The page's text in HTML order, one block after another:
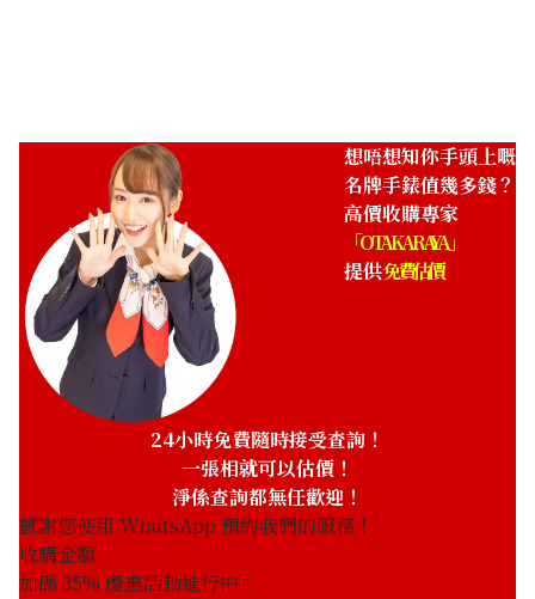
想唔想知你手頭上嘅
名牌手錶值幾多錢？
高價收購專家
「OTAKARAYA」
提供免費估價
24小時免費隨時接受查詢！
一張相就可以估價！
淨係查詢都無任歡迎！
感謝您使用 WhatsApp 預約我們的服務！
收購金額
加碼35% 優惠活動進行中！